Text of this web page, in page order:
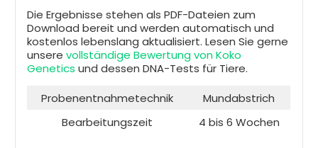
Die Ergebnisse stehen als PDF-Dateien zum
Download bereit und werden automatisch und
kostenlos lebenslang aktualisiert. Lesen Sie gerne
unsere vollständige Bewertung von Koko
Genetics und dessen DNA-Tests für Tiere.
Probenentnahmetechnik
Mundabstrich
Bearbeitungszeit
4 bis 6 Wochen